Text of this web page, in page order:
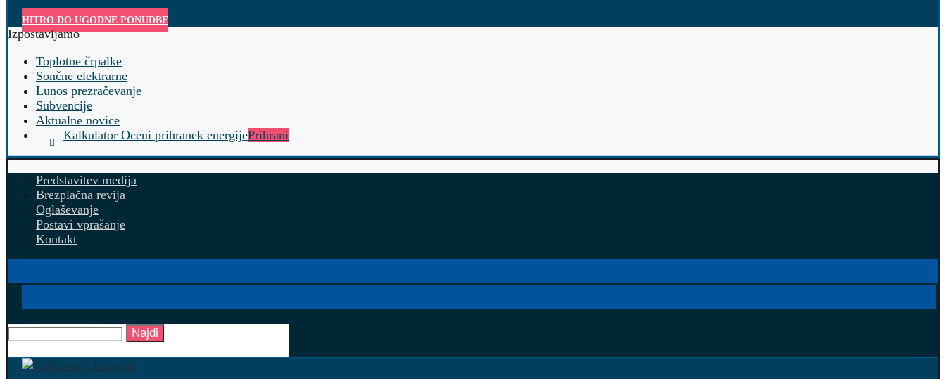
HITRO DO UGODNE PONUDBE
Izpostavljamo
Toplotne črpalke
Sončne elektrarne
Lunos prezračevanje
Subvencije
Aktualne novice
Kalkulator Oceni prihranek energijePrihrani
Predstavitev medija
Brezplačna revija
Oglaševanje
Postavi vprašanje
Kontakt
Najdi